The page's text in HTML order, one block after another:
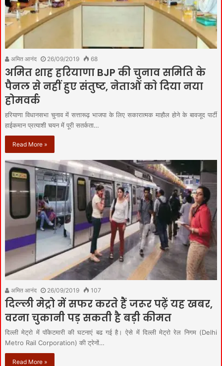
अमित आनंद 26/09/2019 68
अमित शाह हरियाणा BJP की चुनाव समिति के
पैनल से नहीं हुए संतुष्ट, नेताओं काे दिया नया
होमवर्क
हरियाणा विधानसभा चुनाव में सत्तारूढ़ भाजपा के लिए सकारात्मक माहौल होने के बावजूद पार्टी
हाईकमान प्रत्याशी चयन में पूरी सतर्कता…
Read More »
अमित आनंद 26/09/2019 107
दिल्ली मेट्रो में सफर करते हैं जरूर पढ़ें यह खबर,
वरना चुकानी पड़ सकती है बड़ी कीमत
दिल्ली मेट्रो में पॉकेटमारी की घटनाएं बढ गई है। ऐसे में दिल्ली मेट्रो रेल निगम (Delhi
Metro Rail Corporation) की ट्रेनों…
Read More »